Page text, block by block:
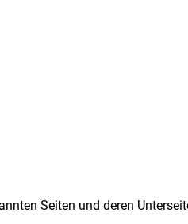
Seiten und deren